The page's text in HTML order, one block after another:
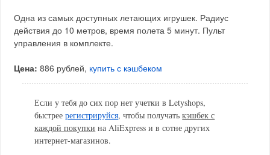
Одна из самых доступных летающих игрушек. Радиус
действия до 10 метров, время полета 5 минут. Пульт
управления в комплекте.
Цена: 886 рублей, купить с кэшбеком
Если у тебя до сих пор нет учетки в Letyshops,
быстреерегистрируйся, чтобы получатькэшбек с
каждой покупки на AliExpress и в сотне других
интернет-магазинов.